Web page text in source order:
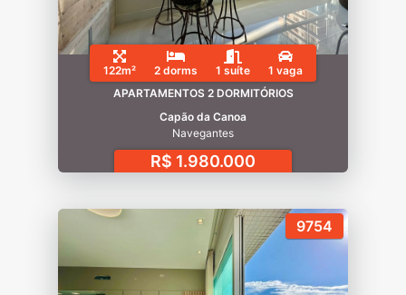
122m² 2 dorms 1 suíte
1 vaga
APARTAMENTOS 2 DORMITÓRIOS
Capão da Canoa
Navegantes
R$ 1.980.000
9754